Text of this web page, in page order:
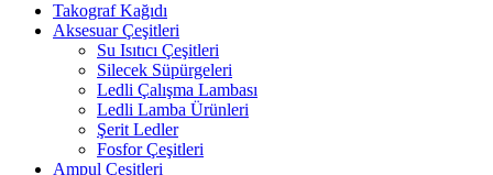
Takograf Kağıdı
Aksesuar Çeşitleri
Su Isıtıcı Çeşitleri
Silecek Süpürgeleri
Ledli Çalışma Lambası
Ledli Lamba Ürünleri
Şerit Ledler
Fosfor Çeşitleri
Ampul Çeşitleri